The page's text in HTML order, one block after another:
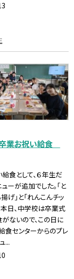
卒業お祝い給食
食として、６年生だ
ーが追加でした。「と
げ」と「れんこんチッ
本日、中学校は卒業式
ないので、この日に
食センターからのプレ
...